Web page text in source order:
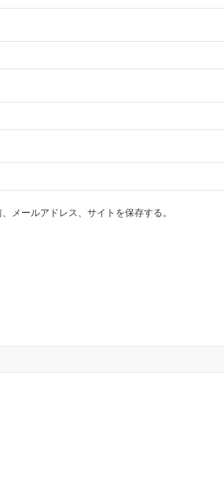
メールアドレス、サイトを保存する。